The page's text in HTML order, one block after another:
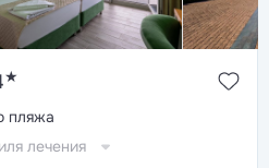
★
пляжа
лечения